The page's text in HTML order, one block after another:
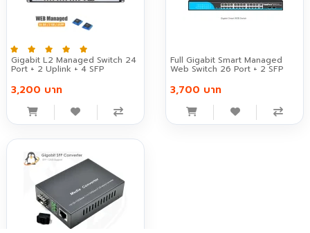
Gigabit L2 Managed Switch 24
Port + 2 Uplink + 4 SFP
3,200 บาท
Full Gigabit Smart Managed
Web Switch 26 Port + 2 SFP
3,700 บาท